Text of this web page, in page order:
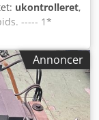
ukontrolleret,
----- 1*
5069
slibelængde:
type:
har et
en
Annoncer